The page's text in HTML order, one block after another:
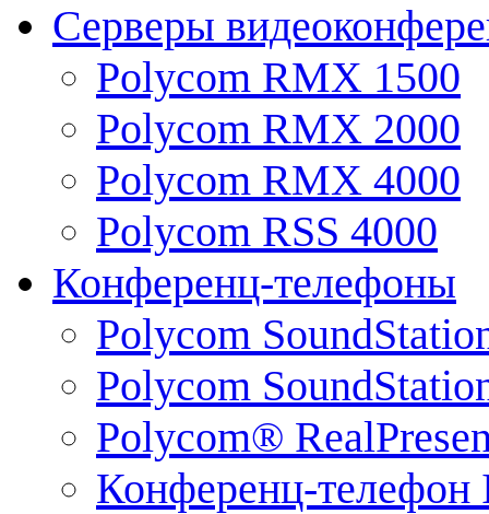
Серверы
Polycom RMX 1500
Polycom RMX 2000
Polycom RMX 4000
Polycom RSS 4000
Конференц-телефоны
Polycom
Polycom
Polycom®
Конференц-телефон